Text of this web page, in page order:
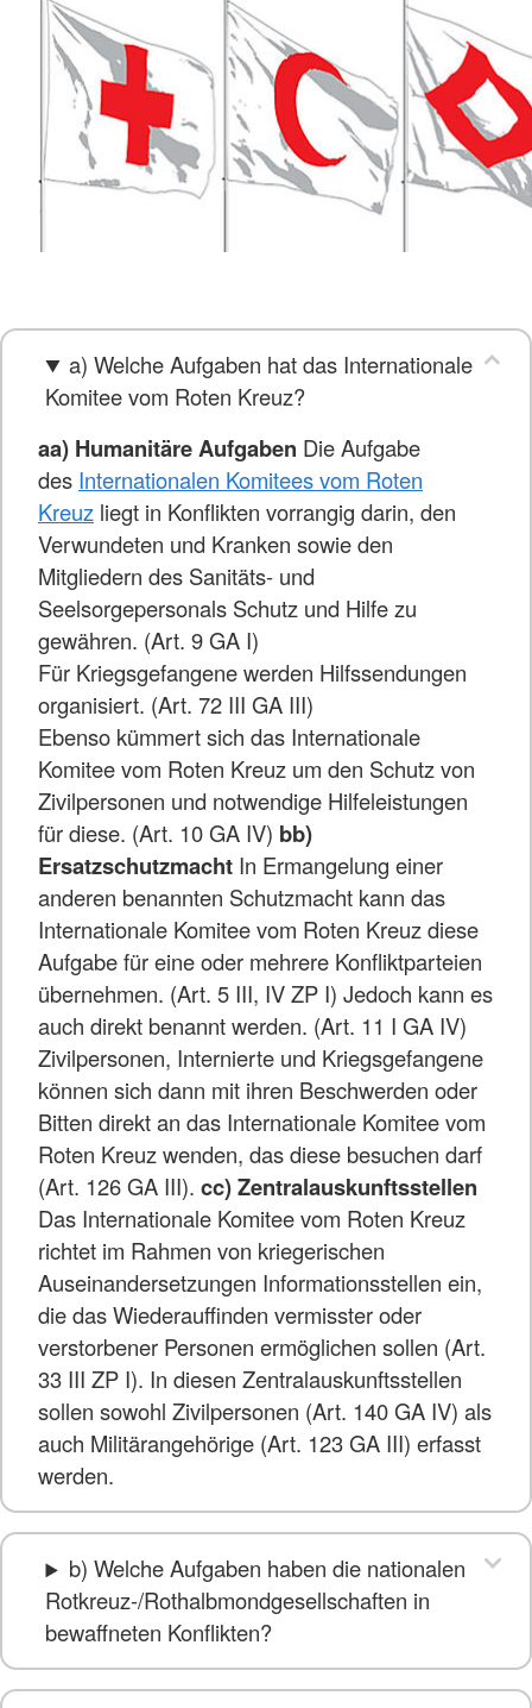
a) Welche Aufgaben hat das Internationale
Komitee vom Roten Kreuz?
aa) Humanitäre Aufgaben Die Aufgabe
des Internationalen Komitees vom Roten
Kreuz liegt in Konflikten vorrangig darin, den
Verwundeten und Kranken sowie den
Mitgliedern des Sanitäts- und
Seelsorgepersonals Schutz und Hilfe zu
gewähren. (Art. 9 GA I)
Für Kriegsgefangene werden Hilfssendungen
organisiert. (Art. 72 III GA III)
Ebenso kümmert sich das Internationale
Komitee vom Roten Kreuz um den Schutz von
Zivilpersonen und notwendige Hilfeleistungen
für diese. (Art. 10 GA IV) bb)
Ersatzschutzmacht In Ermangelung einer
anderen benannten Schutzmacht kann das
Internationale Komitee vom Roten Kreuz diese
Aufgabe für eine oder mehrere Konfliktparteien
übernehmen. (Art. 5 III, IV ZP I) Jedoch kann es
auch direkt benannt werden. (Art. 11 I GA IV)
Zivilpersonen, Internierte und Kriegsgefangene
können sich dann mit ihren Beschwerden oder
Bitten direkt an das Internationale Komitee vom
Roten Kreuz wenden, das diese besuchen darf
(Art. 126 GA III). cc) Zentralauskunftsstellen
Das Internationale Komitee vom Roten Kreuz
richtet im Rahmen von kriegerischen
Auseinandersetzungen Informationsstellen ein,
die das Wiederauffinden vermisster oder
verstorbener Personen ermöglichen sollen (Art.
33 III ZP I). In diesen Zentralauskunftsstellen
sollen sowohl Zivilpersonen (Art. 140 GA IV) als
auch Militärangehörige (Art. 123 GA III) erfasst
werden.
b) Welche Aufgaben haben die nationalen
Rotkreuz-/Rothalbmondgesellschaften in
bewaffneten Konflikten?